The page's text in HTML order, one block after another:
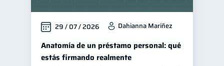
Inclusión financiera 22
Bienestar financiero 22
Finanzas para mujeres 20
Salud financiera 12
29 / 07 / 2026 Dahianna Maríñez
Anatomía de un préstamo personal: qué
estás firmando realmente